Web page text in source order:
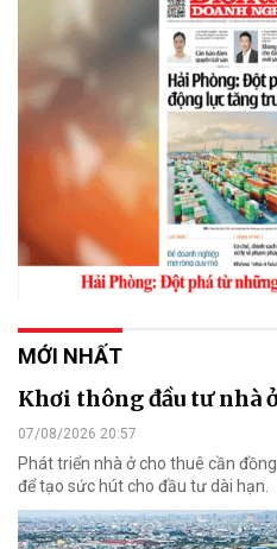
MỚI NHẤT
Khơi thông đầu tư nhà
07/08/2026 20:57
Phát triển nhà ở cho thuê cần
để tạo sức hút cho đầu tư dài hạn.